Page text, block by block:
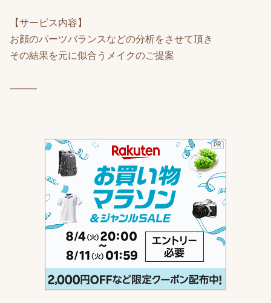
【サービス内容】
お顔のパーツバランスなどの分析をさせて頂き
その結果を元に似合うメイクのご提案
⸻
PR